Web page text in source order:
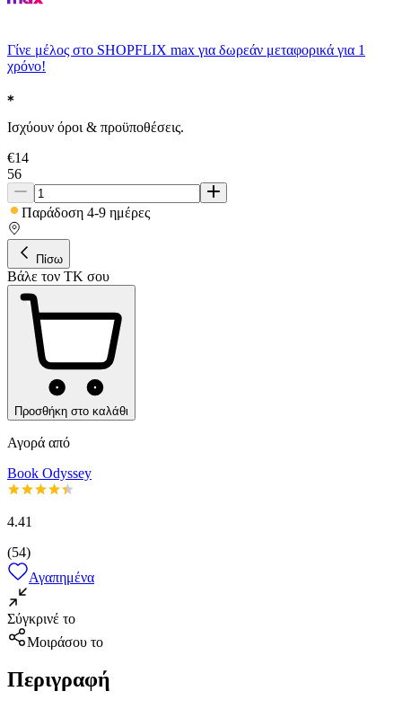
Γίνε μέλος στο SHOPFLIX max για δωρεάν μεταφορικά για 1
χρόνο!
Ισχύουν όροι & προϋποθέσεις.
€14
56
Παράδοση 4-9 ημέρες
Πίσω
Βάλε τον ΤΚ σου
Προσθήκη στο καλάθι
Αγορά από
Book Odyssey
4.41
(54)
Αγαπημένα
Σύγκρινέ το
Μοιράσου το
Περιγραφή